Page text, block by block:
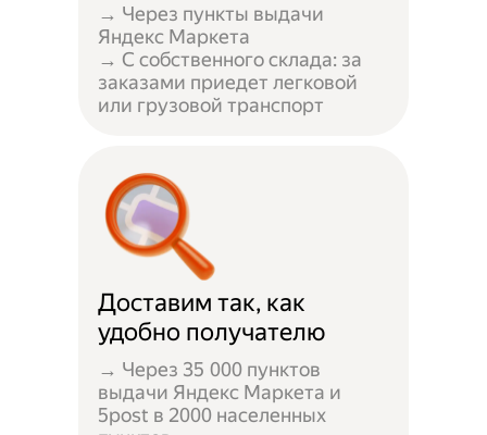
→ Через пункты выдачи
Яндекс Маркета
→ С собственного склада: за
заказами приедет легковой
или грузовой транспорт
Доставим так, как
удобно получателю
→ Через 35 000 пунктов
выдачи Яндекс Маркета и
5post в 2000 населенных